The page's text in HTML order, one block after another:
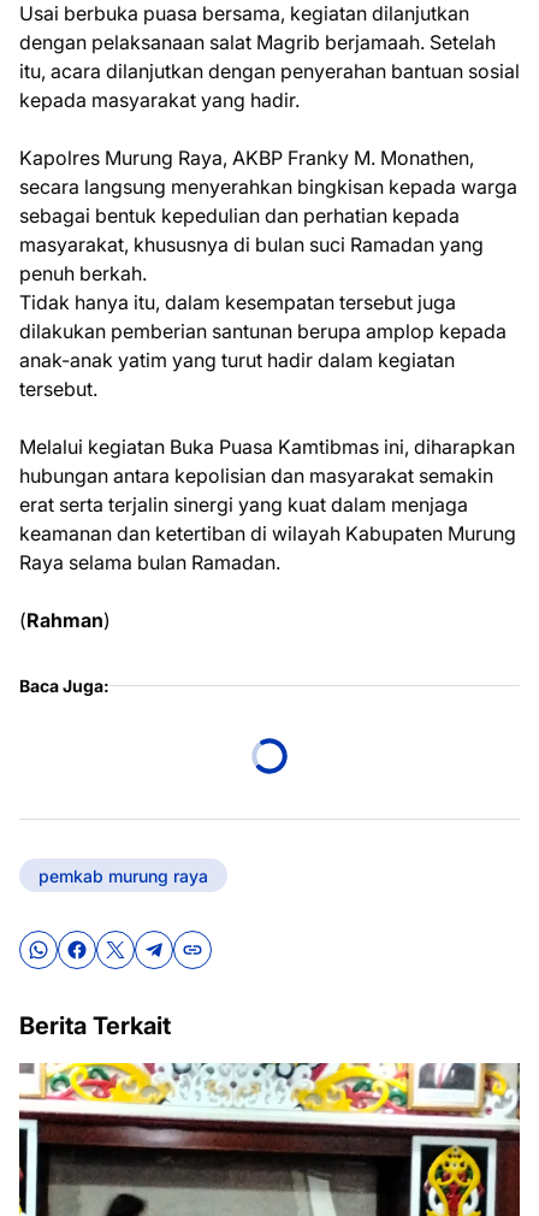
Usai berbuka puasa bersama, kegiatan dilanjutkan
dengan pelaksanaan salat Magrib berjamaah. Setelah
itu, acara dilanjutkan dengan penyerahan bantuan sosial
kepada masyarakat yang hadir.
Kapolres Murung Raya, AKBP Franky M. Monathen,
secara langsung menyerahkan bingkisan kepada warga
sebagai bentuk kepedulian dan perhatian kepada
masyarakat, khususnya di bulan suci Ramadan yang
penuh berkah.
Tidak hanya itu, dalam kesempatan tersebut juga
dilakukan pemberian santunan berupa amplop kepada
anak-anak yatim yang turut hadir dalam kegiatan
tersebut.
Melalui kegiatan Buka Puasa Kamtibmas ini, diharapkan
hubungan antara kepolisian dan masyarakat semakin
erat serta terjalin sinergi yang kuat dalam menjaga
keamanan dan ketertiban di wilayah Kabupaten Murung
Raya selama bulan Ramadan.
(Rahman)
Baca Juga:
pemkab murung raya
Berita Terkait